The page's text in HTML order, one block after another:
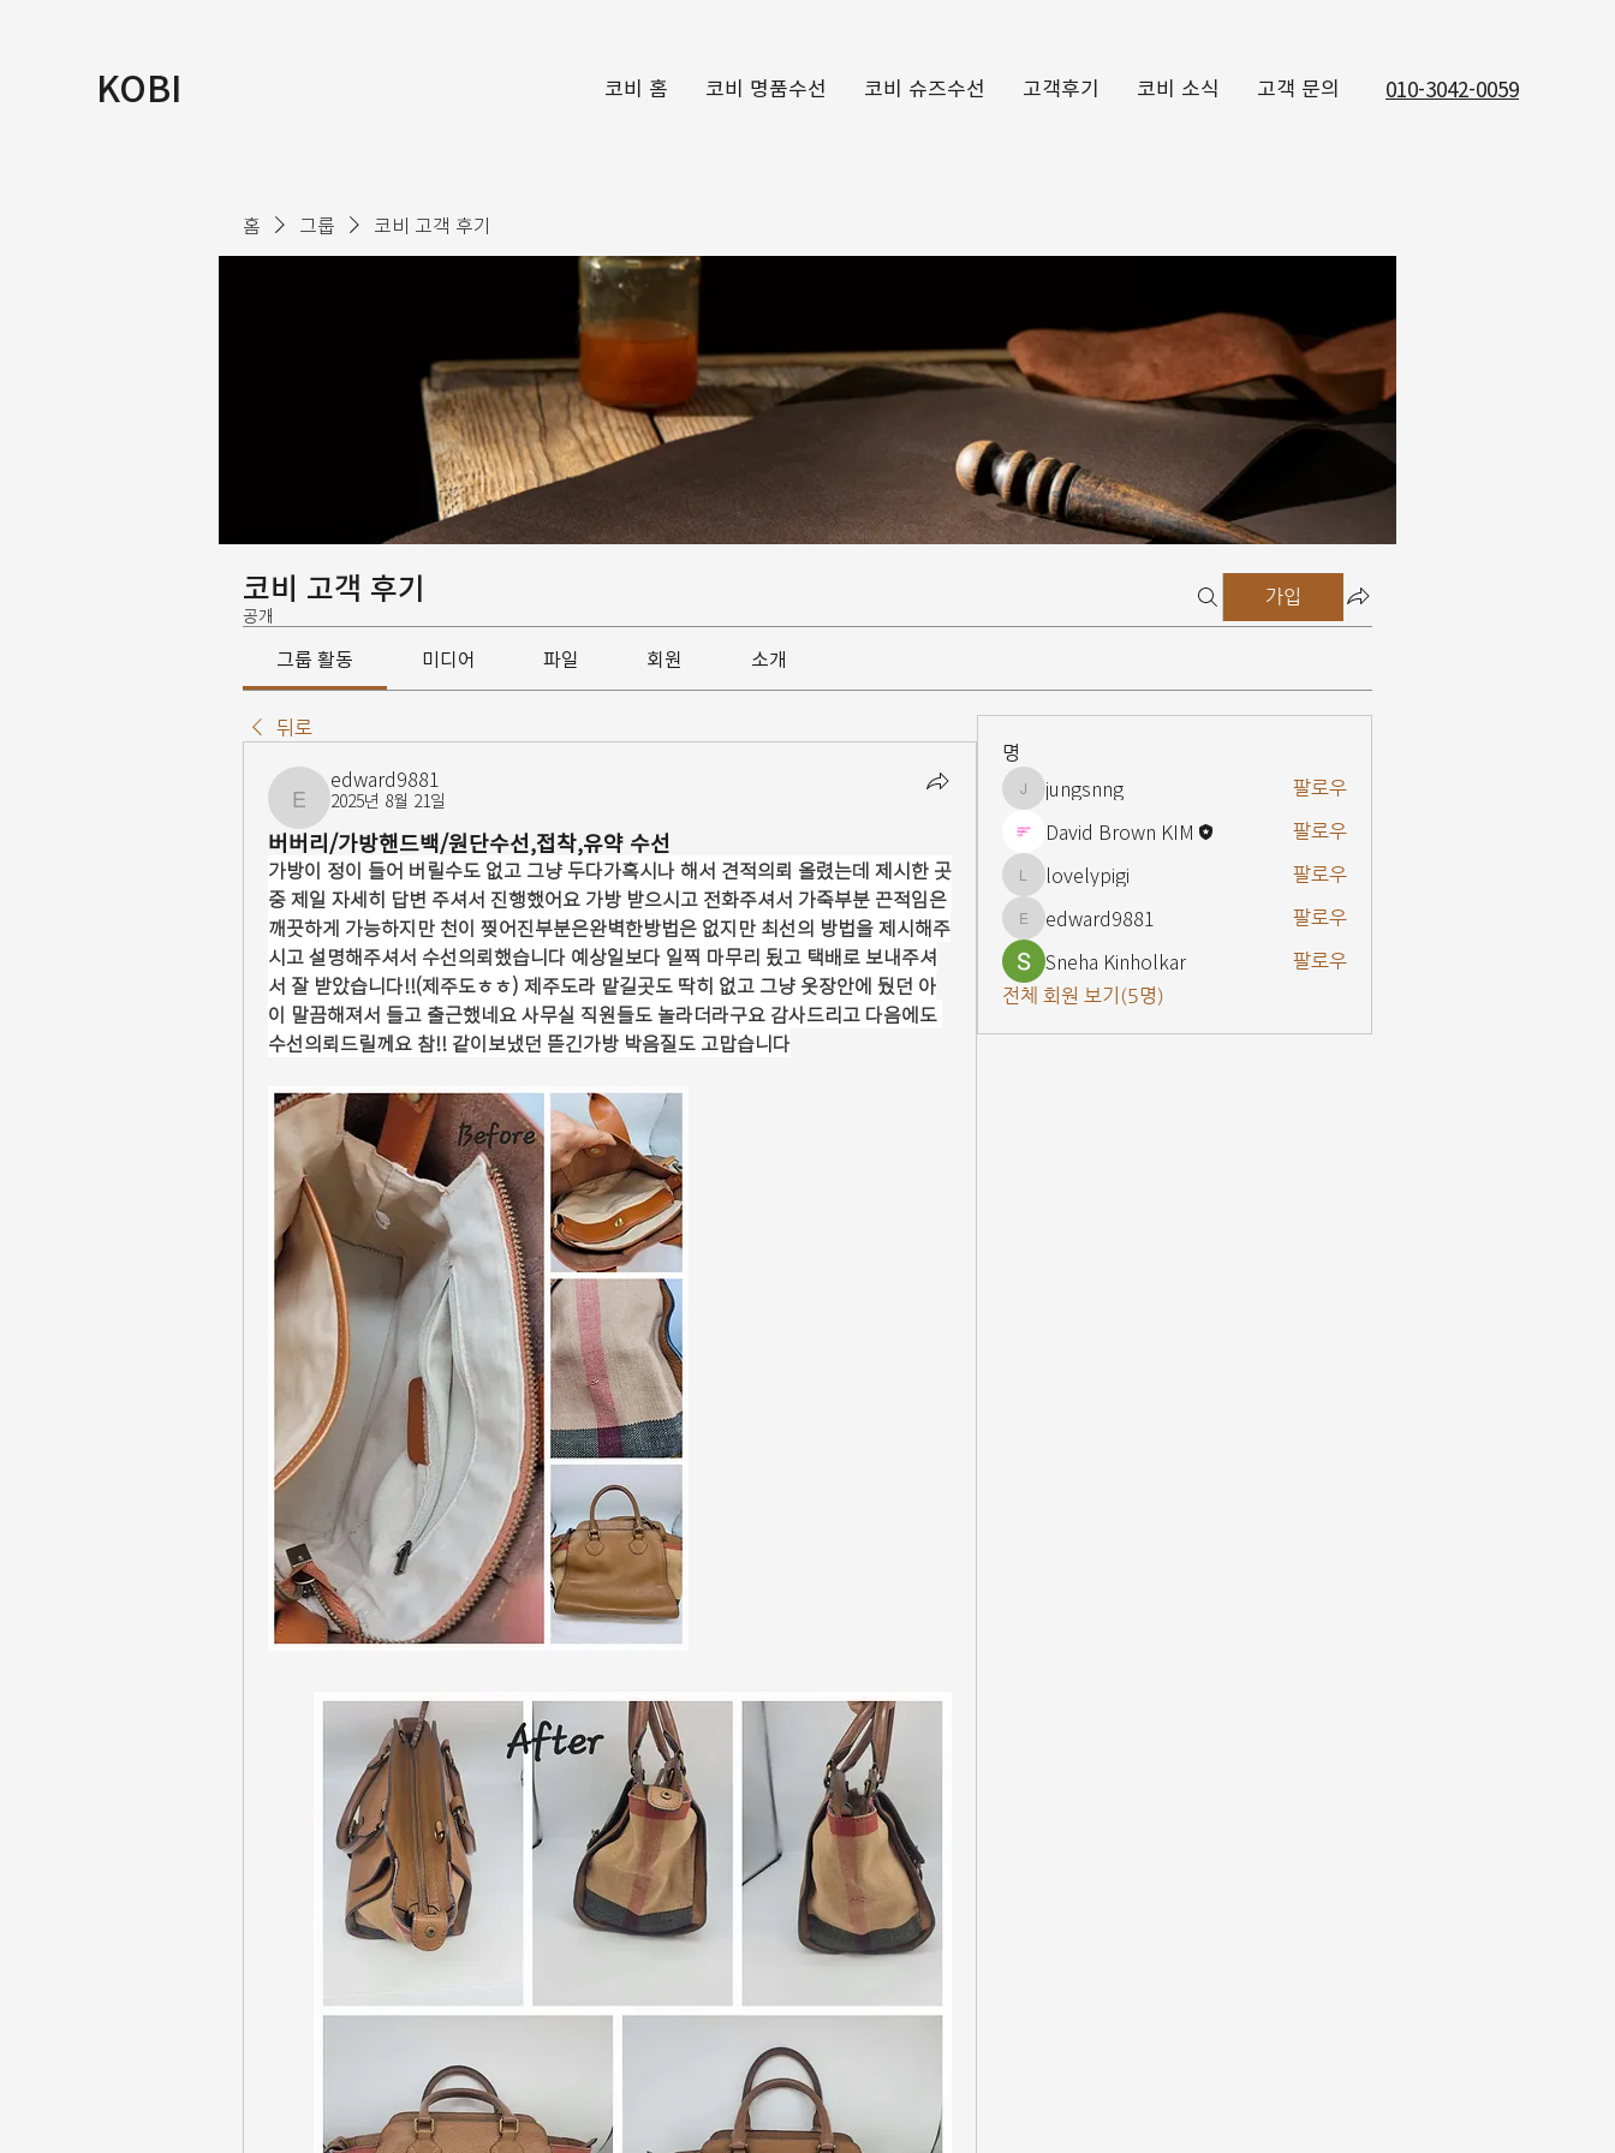
KOBI 코비 홈 코비 명품수선 코비 슈즈수선 고객후기 코비 소식 고객 문의 010-3042-0059
홈 그룹 코비 고객 후기
코비 고객 후기
공개
가입
그룹 활동 미디어 파일 회원 소개
뒤로
edward9881
edward9881
2025년 8월 21일
버버리/가방핸드백/원단수선,접착,유약 수선
가방이 정이 들어 버릴수도 없고 그냥 두다가혹시나 해서 견적의뢰 올렸는데 제시한 곳
중 제일 자세히 답변 주셔서 진행했어요 가방 받으시고 전화주셔서 가죽부분 끈적임은
깨끗하게 가능하지만 천이 찢어진부분은완벽한방법은 없지만 최선의 방법을 제시해주
시고 설명해주셔서 수선의뢰했습니다 예상일보다 일찍 마무리 됬고 택배로 보내주셔
서 잘 받았습니다!!(제주도ㅎㅎ) 제주도라 맡길곳도 딱히 없고 그냥 옷장안에 뒀던 아
이 말끔해져서 들고 출근했네요 사무실 직원들도 놀라더라구요 감사드리고 다음에도
수선의뢰드릴께요 참!! 같이보냈던 뜯긴가방 박음질도 고맙습니다
명
jungsnng
jungsnng 팔로우
David Brown KIM 팔로우
lovelypigi
lovelypigi 팔로우
edward9881
edward9881 팔로우
Sneha Kinholkar
팔로우
전체 회원 보기(5명)